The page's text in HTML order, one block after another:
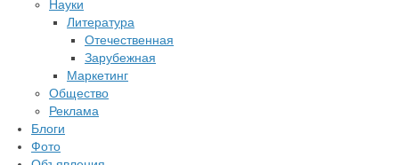
Науки
Литература
Отечественная
Зарубежная
Маркетинг
Общество
Реклама
Блоги
Фото